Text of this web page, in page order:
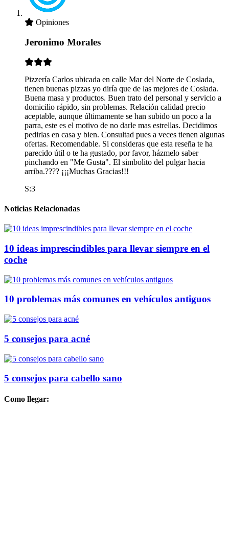
Opiniones
Jeronimo Morales
Pizzería Carlos ubicada en calle Mar del Norte de Coslada,
tienen buenas pizzas yo diría que de las mejores de Coslada.
Buena masa y productos. Buen trato del personal y servicio a
domicilio rápido, sin problemas. Relación calidad precio
aceptable, aunque últimamente se han subido un poco a la
parra, este es el motivo de no darle mas estrellas. Decidimos
pedirlas en casa y bien. Consultad pues a veces tienen algunas
ofertas. Recomendable. Si consideras que esta reseña te ha
parecido útil o te ha gustado, por favor, házmelo saber
pinchando en "Me Gusta". El simbolito del pulgar hacia
arriba.???? ¡¡¡Muchas Gracias!!!
S:3
Noticias Relacionadas
10 ideas imprescindibles para llevar siempre en el
coche
10 problemas más comunes en vehículos antiguos
5 consejos para acné
5 consejos para cabello sano
Como llegar: